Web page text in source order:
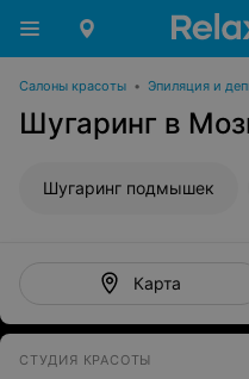
Салоны красоты • Эпиляция и
Шугаринг в
Шугаринг подмышек
Карта
СТУДИЯ КРАСОТЫ